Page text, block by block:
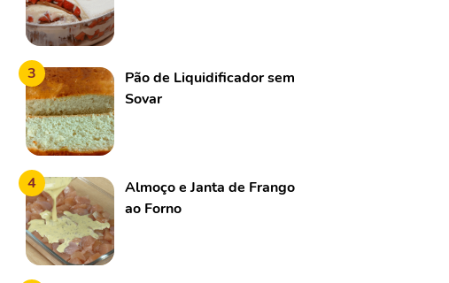
3
Pão de Liquidificador sem
Sovar
4
Almoço e Janta de Frango
ao Forno